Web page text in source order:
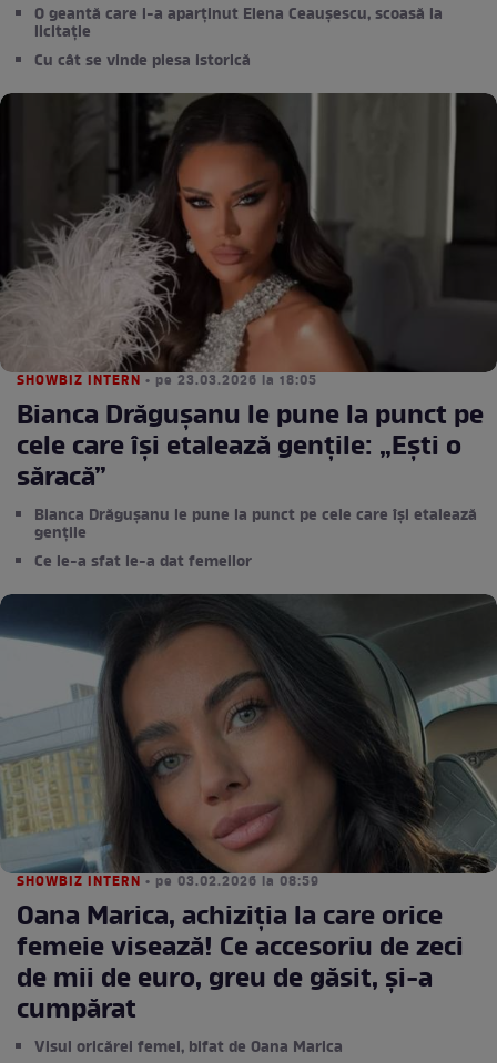
O geantă care i-a aparținut Elena Ceaușescu, scoasă la
licitație
Cu cât se vinde piesa istorică
SHOWBIZ INTERN • pe 23.03.2026 la 18:05
Bianca Drăgușanu le pune la punct pe
cele care își etalează gențile: „Ești o
săracă”
Bianca Drăgușanu le pune la punct pe cele care își etalează
gențile
Ce le-a sfat le-a dat femeilor
SHOWBIZ INTERN • pe 03.02.2026 la 08:59
Oana Marica, achiziția la care orice
femeie visează! Ce accesoriu de zeci
de mii de euro, greu de găsit, și-a
cumpărat
Visul oricărei femei, bifat de Oana Marica